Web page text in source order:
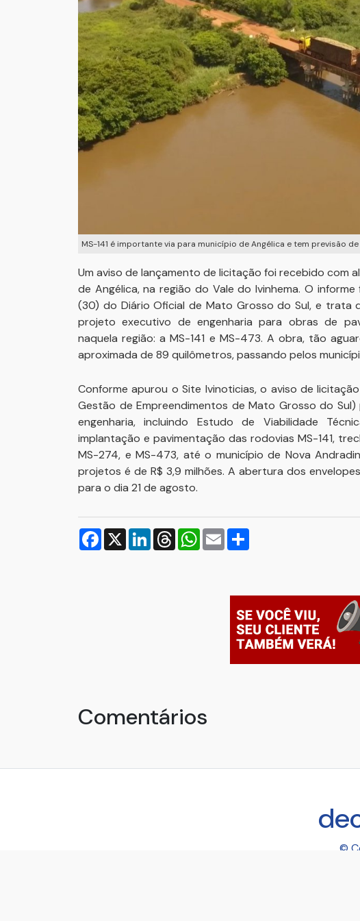
MS-141 é importante via para município de Angélica e tem previsão
Um aviso de lançamento de licitação foi recebido com
de Angélica, na região do Vale do Ivinhema. O
(30) do Diário Oficial de Mato Grosso do Sul, e trata
projeto executivo de engenharia para obras de
naquela região: a MS-141 e MS-473. A obra, tão
aproximada de 89 quilômetros, passando pelos
Conforme apurou o Site Ivinoticias, o aviso de
Gestão de Empreendimentos de Mato Grosso do
engenharia, incluindo Estudo de Viabilidade
implantação e pavimentação das rodovias MS-141,
MS-274, e MS-473, até o município de Nova
projetos é de R$ 3,9 milhões. A abertura dos
para o dia 21 de agosto.
Facebook
X LinkedInThreadsWhatsApp
Email
Comentários
©